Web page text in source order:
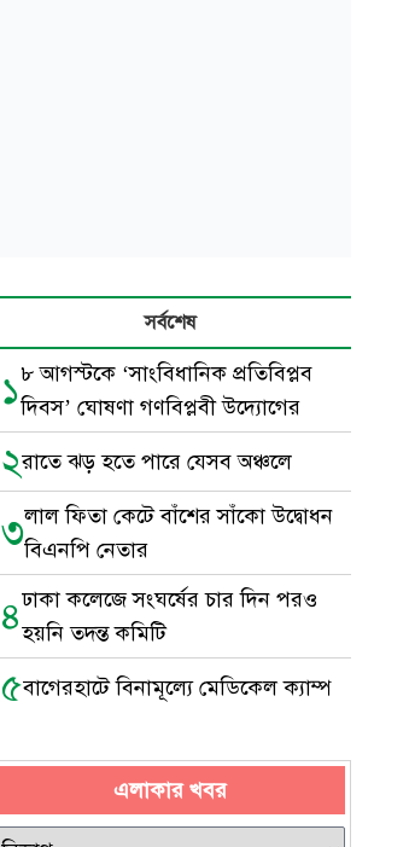
সর্বশেষ
১৮ আগস্টকে ‘সাংবিধানিক প্রতিবিপ্লব
দিবস’ ঘোষণা গণবিপ্লবী উদ্যোগের
২রাতে ঝড় হতে পারে যেসব অঞ্চলে
৩লাল ফিতা কেটে বাঁশের সাঁকো উদ্বোধন
বিএনপি নেতার
৪ঢাকা কলেজে সংঘর্ষের চার দিন পরও
হয়নি তদন্ত কমিটি
৫বাগেরহাটে বিনামূল্যে মেডিকেল ক্যাম্প
এলাকার খবর